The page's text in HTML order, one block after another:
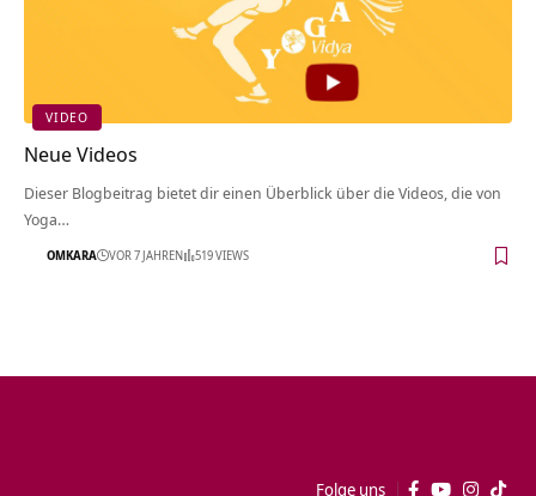
VIDEO
Neue Videos
Dieser Blogbeitrag bietet dir einen Überblick über die Videos, die von
Yoga…
OMKARA VOR 7 JAHREN 519 VIEWS
Folge uns